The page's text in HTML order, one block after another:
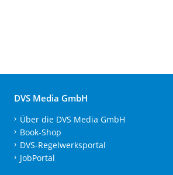
DVS Media GmbH
Über die DVS Media GmbH
Book-Shop
DVS-Regelwerksportal
JobPortal